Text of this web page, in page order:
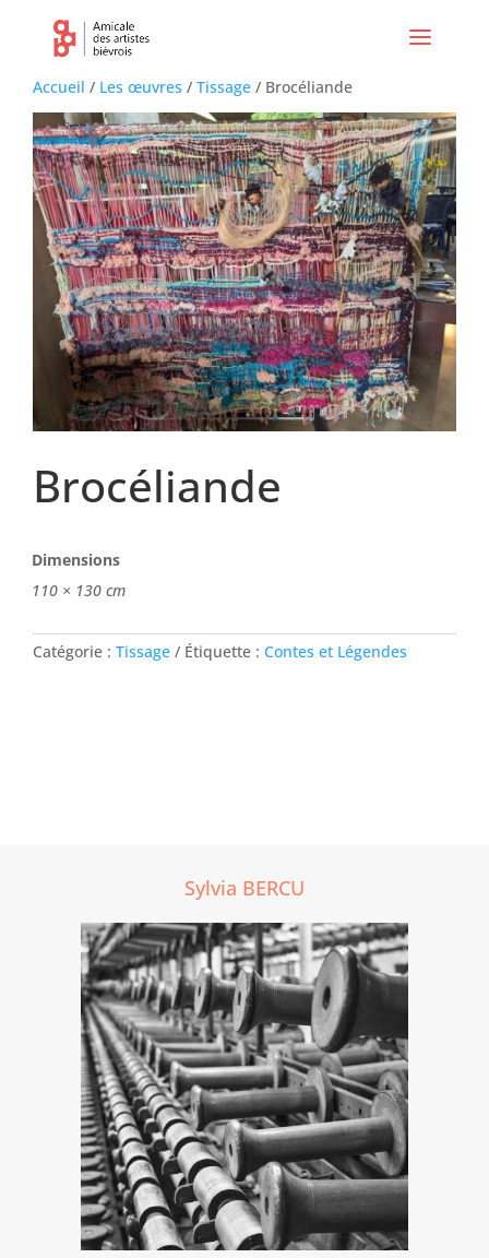
Accueil / Les œuvres / Tissage / Brocéliande
Brocéliande
Dimensions
110 × 130 cm
Catégorie : Tissage Étiquette : Contes et Légendes
Sylvia BERCU